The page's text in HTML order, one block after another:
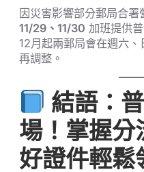
因災害影響部分郵局合
11/29、11/30 加班提供
12月起兩郵局會在週六
再調整。
結語：
場！掌握分
好證件輕鬆